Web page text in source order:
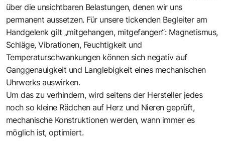
über die unsichtbaren Belastungen, denen wir uns
permanent aussetzen. Für unsere tickenden Begleiter am
Handgelenk gilt „mitgehangen, mitgefangen“: Magnetismus,
Schläge, Vibrationen, Feuchtigkeit und
Temperaturschwankungen können sich negativ auf
Ganggenauigkeit und Langlebigkeit eines mechanischen
Uhrwerks auswirken.
Um das zu verhindern, wird seitens der Hersteller jedes
noch so kleine Rädchen auf Herz und Nieren geprüft,
mechanische Konstruktionen werden, wann immer es
möglich ist, optimiert.